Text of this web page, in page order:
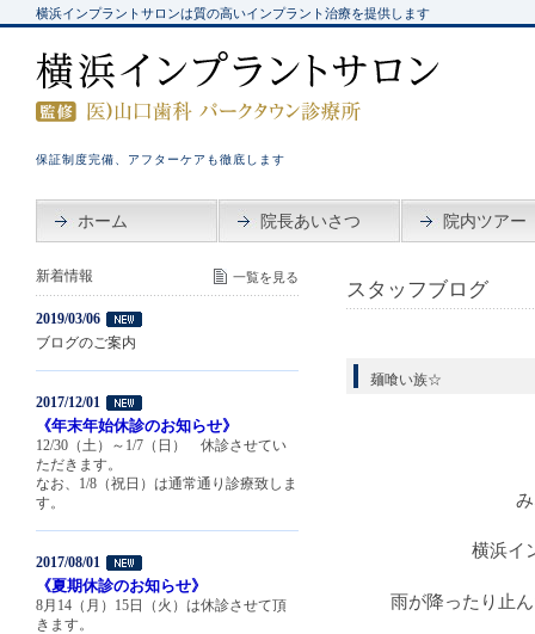
横浜インプラントサロンは質の高いインプラント治療を提供します
保証制度完備、アフターケアも徹底します
ホーム 院長あいさつ 院内ツアー
スタッフブログ
麺喰い族☆
横浜イ
雨が降ったり止
新着情報 一覧を見る
2019/03/06
ブログのご案内
2017/12/01
《年末年始休診のお知らせ》
12/30（土）～1/7（日） 休診させてい
ただきます。
なお、1/8（祝日）は通常通り診療致しま
す。
2017/08/01
《夏期休診のお知らせ》
8月14（月）15日（火）は休診させて頂
きます。